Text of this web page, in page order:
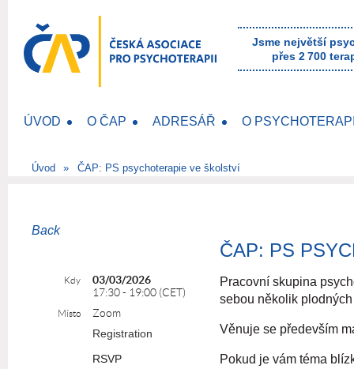
Jsme největší
přes 2 700
ÚVOD O ČAP ADRESÁŘ O
Úvod ČAP: PS psychoterapie ve školství
Back
ČAP: PS
Kdy
03/03/2026
17:30 - 19:00 (CET)
Místo
Zoom
Registration
RSVP
Pracovní skupina
sebou několik
Věnuje se především
Pokud je vám téma